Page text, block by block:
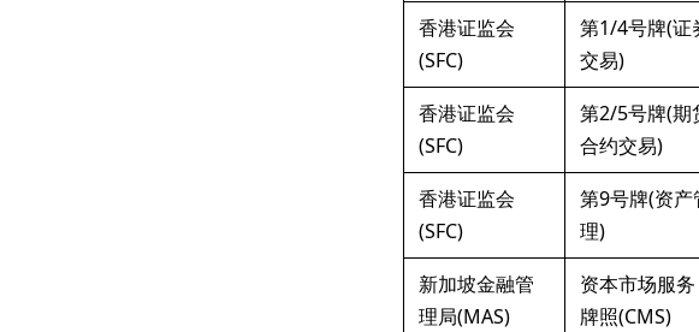
香港证监会
(SFC)
第1/4号牌(证
交易)
香港证监会
(SFC)
第2/5号牌(期
合约交易)
香港证监会
(SFC)
第9号牌(资产
理)
新加坡金融管
理局(MAS)
资本市场服务
牌照(CMS)